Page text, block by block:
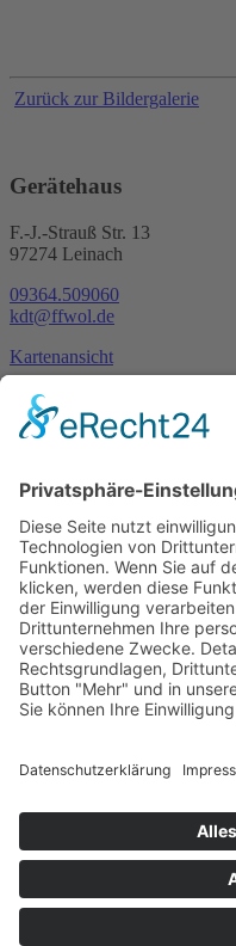
Zurück zur Bildergalerie
Gerätehaus
F.-J.-Strauß Str. 13
97274 Leinach
09364.509060
kdt@ffwol.de
Kartenansicht
Im Notfall
Kontakt
Goldstraße 41
97274 Leinach
09364.8080-20
info@ff-oberleinach.de
Kontakt
Login
Mobile Menu Toggle
Startseite
Aktive Wehr